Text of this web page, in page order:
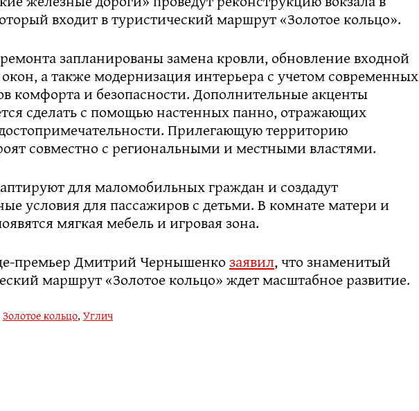
входит в туристический маршрут «Золотое кольцо».
запланированы замена кровли, обновление входной
а также модернизация интерьера с учетом современных
комфорта и безопасности. Дополнительные акценты
сделать с помощью настенных панно, отражающих
Прилегающую территорию
совместно с региональными и местными властями.
для маломобильных граждан и создадут
условия для пассажиров с детьми. В комнате матери и
мягкая мебель и игровая зона.
премьер Дмитрий Чернышенкозаявил, что знаменитый
маршрут «Золотое кольцо» ждет масштабное развитие.
Золотое кольцо, Углич